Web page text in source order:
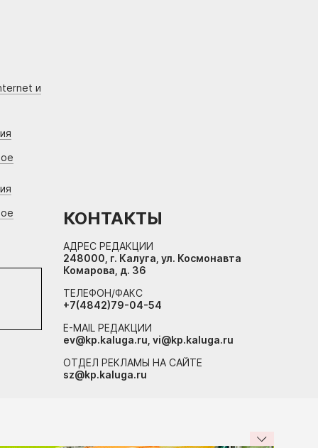
и
КОНТАКТЫ
АДРЕС РЕДАКЦИИ
248000, г. Калуга, ул. Космонавта
Комарова, д. 36
ТЕЛЕФОН/ФАКС
+7(4842)79-04-54
E-MAIL РЕДАКЦИИ
ev@kp.kaluga.ru, vi@kp.kaluga.ru
ОТДЕЛ РЕКЛАМЫ НА САЙТЕ
sz@kp.kaluga.ru